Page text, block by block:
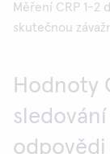
Měření CRP 1-2
skutečnou
Hodnoty